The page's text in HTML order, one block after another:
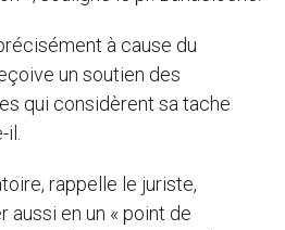
à cause du
un soutien des
qui considèrent sa tache
rappelle le juriste,
en un « point de